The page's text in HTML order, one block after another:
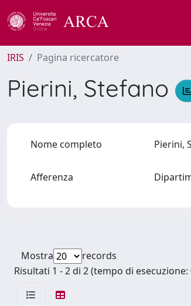
IRIS Pagina ricercatore
Pierini, Stefano
Nome completo Pierini,
Afferenza
Mostra
records
Risultati 1 - 2 di 2 (tempo di esecuzione: